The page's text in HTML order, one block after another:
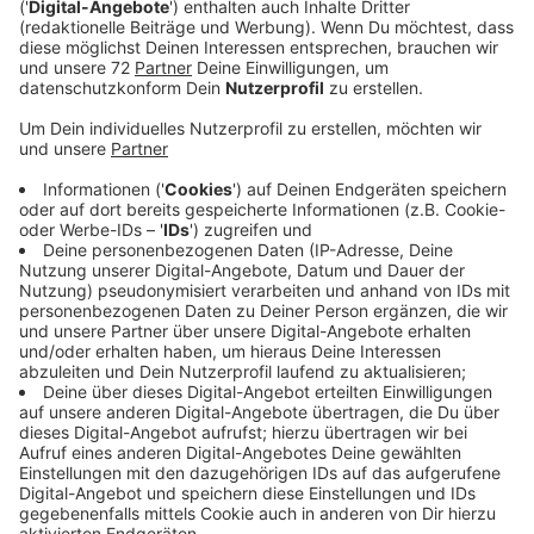
Veröffentlicht:Montag, 23.09.2019 08:31
Jogi Löw ist der schönste Bundestrainer aller Zeiten
und aller Zeiten, die da noch kommen werden und noch
dreimal hin und zurück. Quasi im Alleingang hat er aus
einem rüden Haufen die "Fashion's-Eleven" geformt.
Selbstverständlich immer dabei: Sein Handy, mit dem
er in lieb gewonnener Manier per Sprachnachricht von
seinen Erlebnissen berichtet.
Eben Jogis Sprachnachricht, die Fußball-Comedy.
Anzeige